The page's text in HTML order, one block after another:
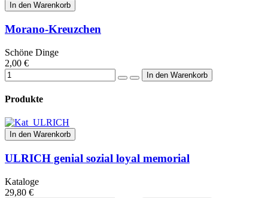
In den Warenkorb
Morano-Kreuzchen
Schöne Dinge
2,00 €
Produkte
In den Warenkorb
ULRICH genial sozial loyal memorial
Kataloge
29,80 €